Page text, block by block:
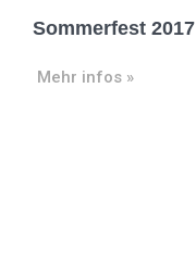
Sommerfest 2017
Mehr infos »